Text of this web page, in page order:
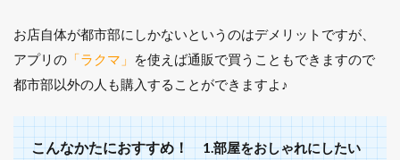
お店自体が都市部にしかないというのはデメリットですが、
アプリの 「ラクマ」
を使えば通販で買うこともできますので
都市部以外の人も購入することができますよ♪
こんなかたにおすすめ！1.部屋をおしゃれにしたい